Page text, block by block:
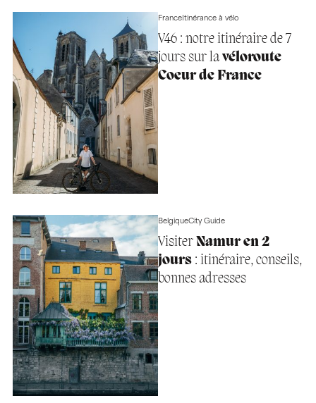
FranceItinérance à vélo
V46 : notre itinéraire de 7
jours sur lavéloroute
Coeur de France
BelgiqueCity Guide
VisiterNamur en 2
jours: itinéraire, conseils,
bonnes adresses